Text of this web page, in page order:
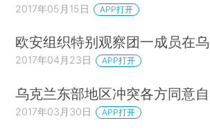
2017年05月15日 APP打开
欧安组织特别观察团一成员在
2017年04月23日 APP打开
乌克兰东部地区冲突各方同意
2017年03月30日 APP打开